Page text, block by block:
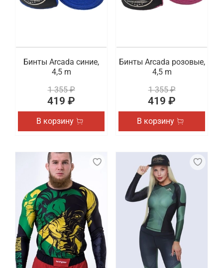
Бинты Arcada синие,
4,5 m
1 355 ₽
419 ₽
В корзину
Бинты Arcada розовые,
4,5 m
1 355 ₽
419 ₽
В корзину